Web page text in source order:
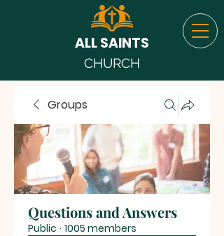
ALL SAINTS
CHURCH
Groups
Questions and Answers
Public · 1005 members